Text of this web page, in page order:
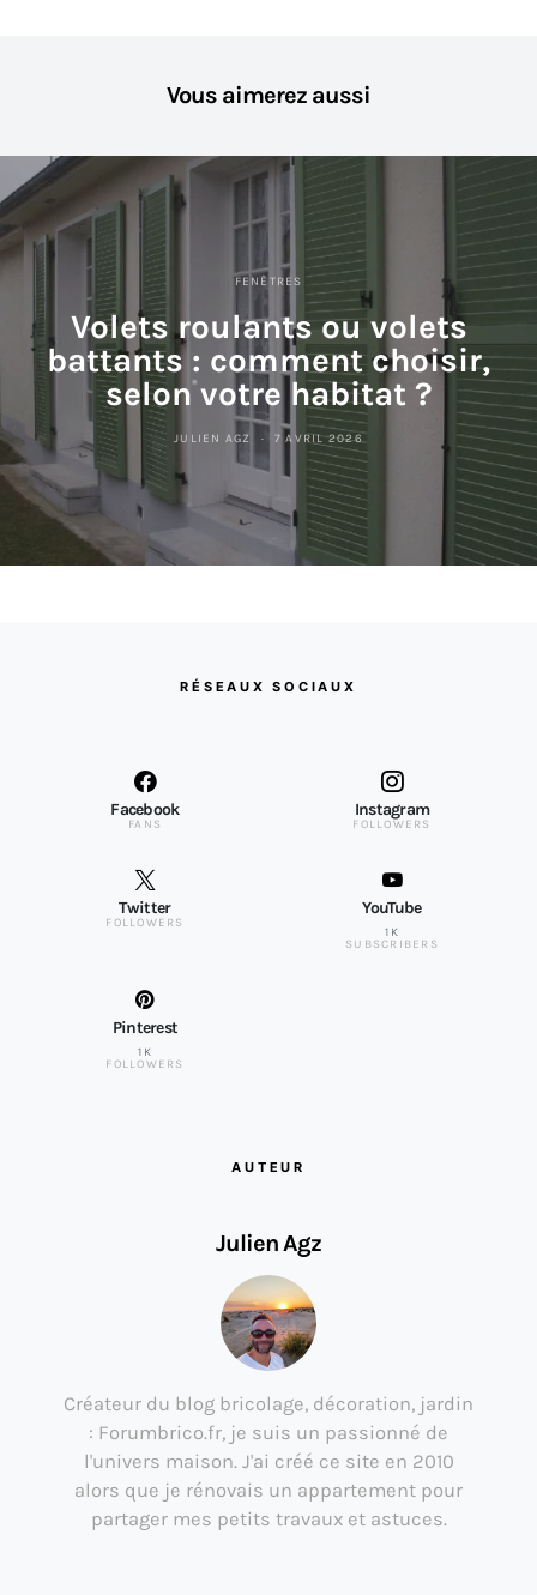
Vous aimerez aussi
FENÊTRES
Volets roulants ou volets
battants : comment choisir,
selon votre habitat ?
JULIEN AGZ 7 AVRIL 2026
RÉSEAUX SOCIAUX
Facebook
FANS
Instagram
FOLLOWERS
Twitter
FOLLOWERS
YouTube
1K
SUBSCRIBERS
Pinterest
1K
FOLLOWERS
AUTEUR
Julien Agz
Créateur du blog bricolage, décoration, jardin
: Forumbrico.fr, je suis un passionné de
l'univers maison. J'ai créé ce site en 2010
alors que je rénovais un appartement pour
partager mes petits travaux et astuces.